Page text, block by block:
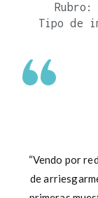
Tipo de
“Vendo por
de